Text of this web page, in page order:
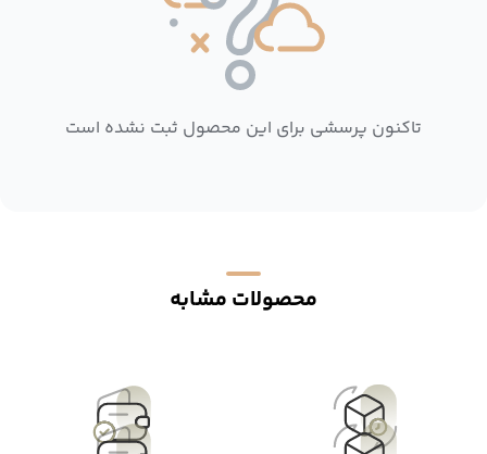
تاکنون پرسشی برای این محصول ثبت نشده است
محصولات مشابه